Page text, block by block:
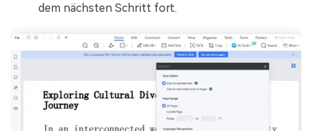
dem nächsten Schritt fort.